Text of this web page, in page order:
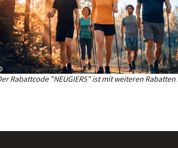
Rabattcode "NEUGIER5" ist mit weiteren